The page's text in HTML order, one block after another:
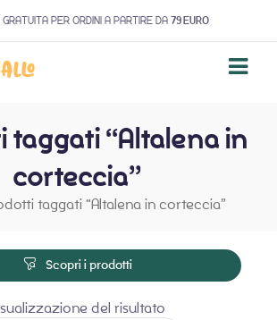
PER ORDINI A PARTIRE DA 79 EURO
taggati “Altalena in
corteccia”
taggati “Altalena in corteccia”
Scopri i prodotti
del risultato